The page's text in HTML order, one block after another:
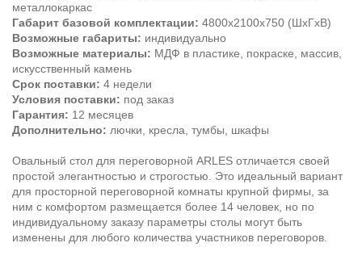
металлокаркас
Габарит базовой комплектации: 4800х2100х750 (ШхГхВ)
Возможные габариты: индивидуально
Возможные материалы: МДФ в пластике, покраске, массив,
искусственный камень
Срок поставки: 4 недели
Условия поставки: под заказ
Гарантия: 12 месяцев
Дополнительно: лючки, кресла, тумбы, шкафы
Овальный стол для переговорной ARLES отличается своей
простой элегантностью и строгостью. Это идеальный вариант
для просторной переговорной комнаты крупной фирмы, за
ним с комфортом размещается более 14 человек, но по
индивидуальному заказу параметры столы могут быть
изменены для любого количества участников переговоров.